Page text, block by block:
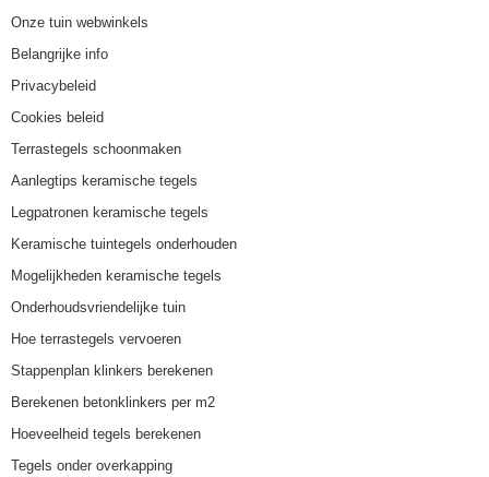
Onze tuin webwinkels
Belangrijke info
Privacybeleid
Cookies beleid
Terrastegels schoonmaken
Aanlegtips keramische tegels
Legpatronen keramische tegels
Keramische tuintegels onderhouden
Mogelijkheden keramische tegels
Onderhoudsvriendelijke tuin
Hoe terrastegels vervoeren
Stappenplan klinkers berekenen
Berekenen betonklinkers per m2
Hoeveelheid tegels berekenen
Tegels onder overkapping